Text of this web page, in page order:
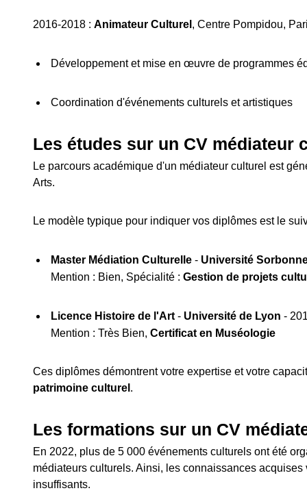
2016-2018 : Animateur Culturel , Centre Pompidou,
Développement et mise en œuvre de programmes
Coordination d'événements culturels et artistiques
Les études sur un CV médiateur
Le parcours académique d'un médiateur culturel est
Arts.
Le modèle typique pour indiquer vos diplômes est le
Master Médiation Culturelle- Université
Mention : Bien, Spécialité : Gestion de projets
Licence Histoire de l'Art- Université de Lyon -
Mention : Très Bien, Certificat en Muséologie
Ces diplômes démontrent votre expertise et votre
patrimoine culturel .
Les formations sur un CV
En 2022, plus de 5 000 événements culturels ont été
médiateurs culturels. Ainsi, les connaissances
insuffisants.